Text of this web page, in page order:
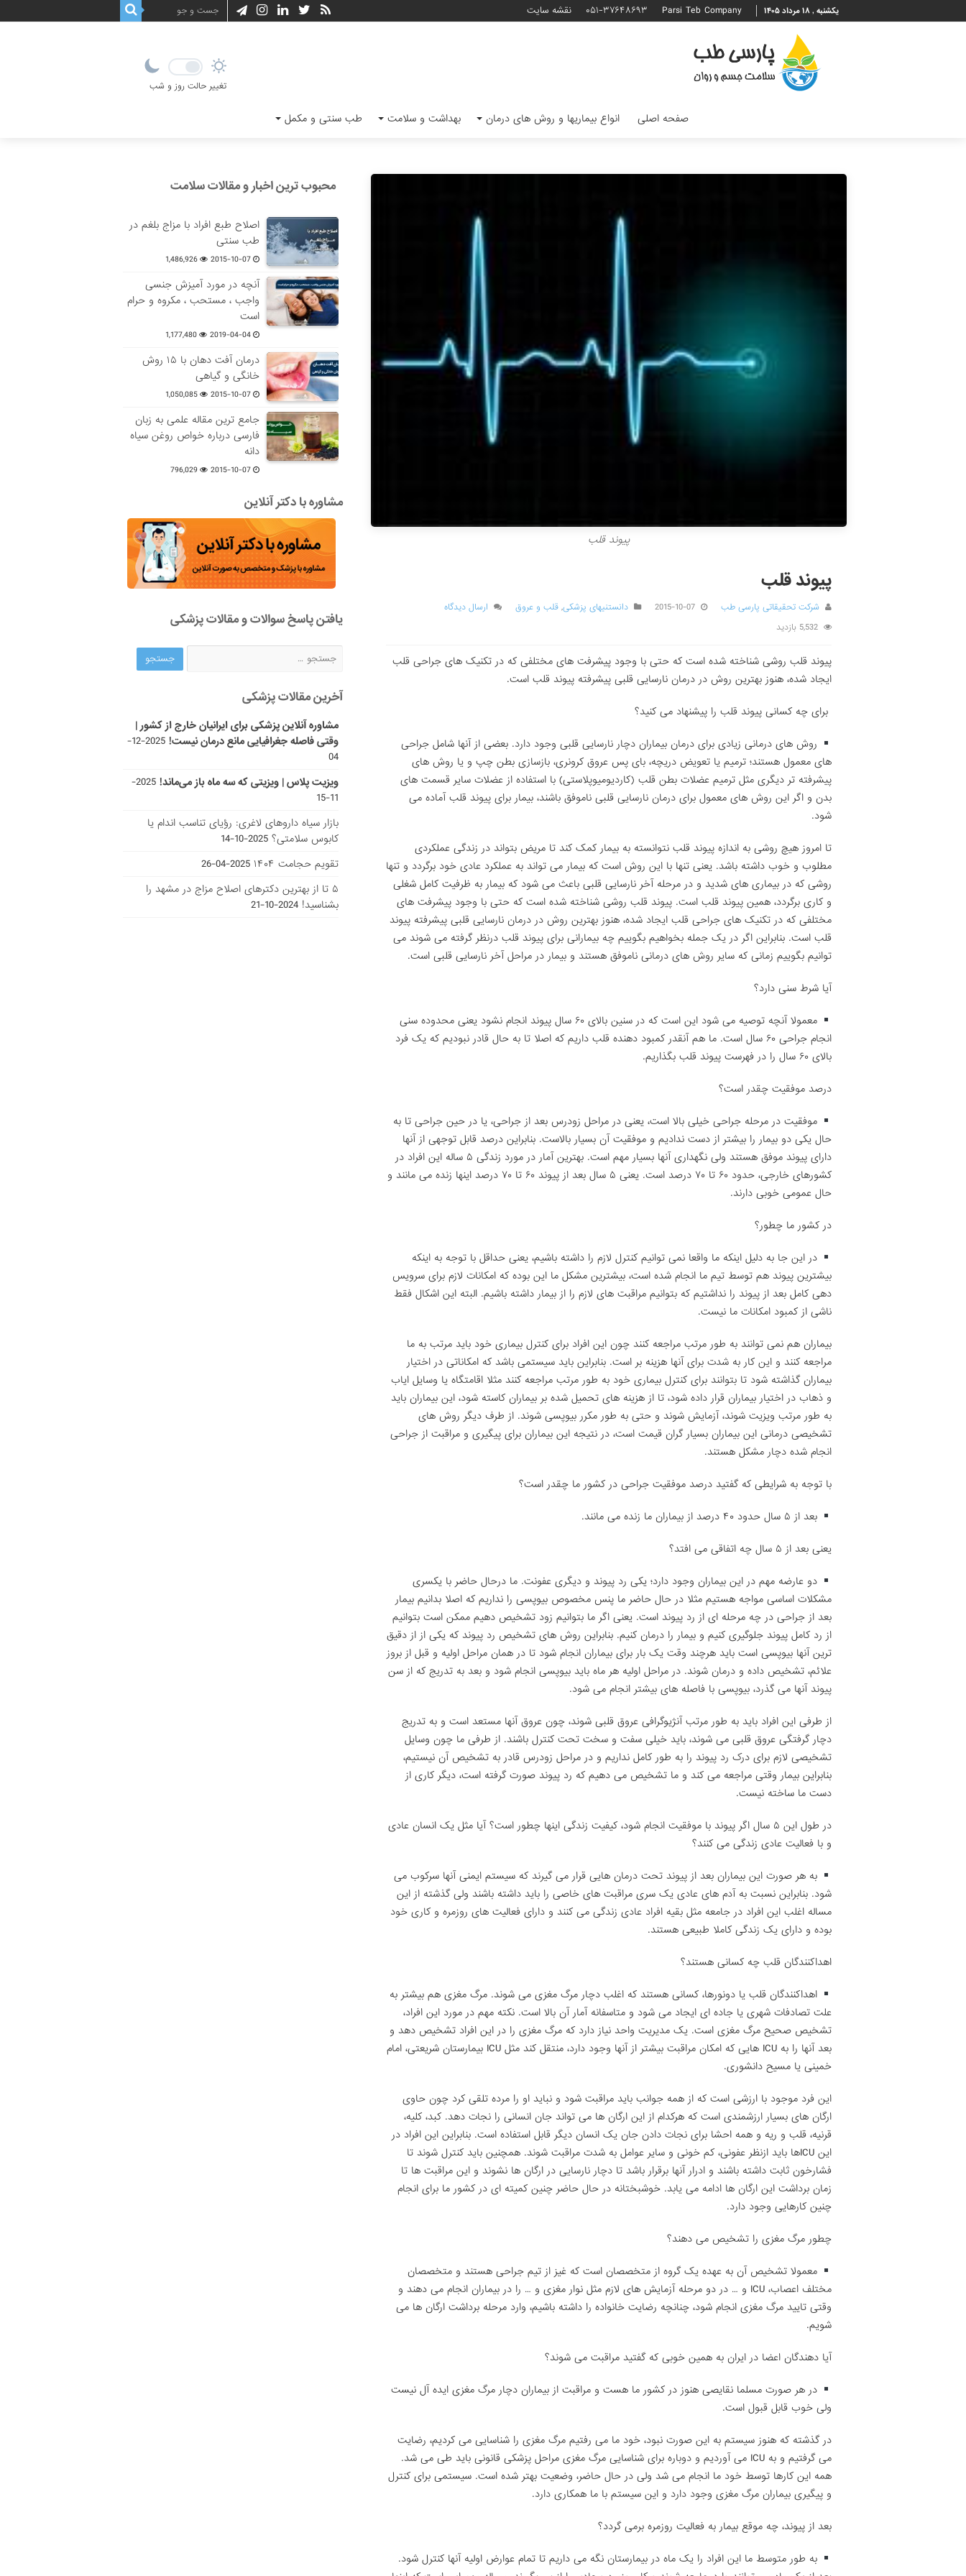
یکشنبه , ۱۸ مرداد ۱۴۰۵ Parsi Teb Company ۰۵۱-۳۷۶۴۸۶۹۳ نقشه سایت
تغییر حالت روز و شب
صفحه اصلی انواع بیماریها و روش های درمان بهداشت و سلامت طب سنتی و مکمل
پیوند قلب
پیوند قلب
شرکت تحقیقاتی پارسی طب 2015-10-07 دانستنیهای پزشکی, قلب و عروق
ارسال دیدگاه
5,532 بازدید
پیوند قلب روشی شناخته شده است که حتی با وجود پیشرفت های مختلفی که در تکنیک های جراحی قلب
ایجاد شده، هنوز بهترین روش در درمان نارسایی قلبی پیشرفته پیوند قلب است.
برای چه کسانی پیوند قلب را پیشنهاد می کنید؟
روش های درمانی زیادی برای درمان بیماران دچار نارسایی قلبی وجود دارد. بعضی از آنها شامل جراحی
های معمول هستند؛ ترمیم یا تعویض دریچه، بای پس عروق کرونری، بازسازی بطن چپ و یا روش های
پیشرفته تر دیگری مثل ترمیم عضلات بطن قلب (کاردیومیوپلاستی) با استفاده از عضلات سایر قسمت های
بدن و اگر این روش های معمول برای درمان نارسایی قلبی ناموفق باشند، بیمار برای پیوند قلب آماده می
شود.
تا امروز هیچ روشی به اندازه پیوند قلب نتوانسته به بیمار کمک کند تا مریض بتواند در زندگی عملکردی
مطلوب و خوب داشته باشد. یعنی تنها با این روش است که بیمار می تواند به عملکرد عادی خود برگردد و تنها
روشی که در بیماری های شدید و در مرحله آخر نارسایی قلبی باعث می شود که بیمار به ظرفیت کامل شغلی
و کاری برگردد، همین پیوند قلب است. پیوند قلب روشی شناخته شده است که حتی با وجود پیشرفت های
مختلفی که در تکنیک های جراحی قلب ایجاد شده، هنوز بهترین روش در درمان نارسایی قلبی پیشرفته پیوند
قلب است. بنابراین اگر در یک جمله بخواهیم بگوییم چه بیمارانی برای پیوند قلب درنظر گرفته می شوند می
توانیم بگوییم زمانی که سایر روش های درمانی ناموفق هستند و بیمار در مراحل آخر نارسایی قلبی است.
آیا شرط سنی دارد؟
معمولا آنچه توصیه می شود این است که در سنین بالای ۶۰ سال پیوند انجام نشود یعنی محدوده سنی
انجام جراحی ۶۰ سال است. ما هم آنقدر کمبود دهنده قلب داریم که اصلا تا به حال قادر نبودیم که یک فرد
بالای ۶۰ سال را در فهرست پیوند قلب بگذاریم.
درصد موفقیت چقدر است؟
موفقیت در مرحله جراحی خیلی بالا است، یعنی در مراحل زودرس بعد از جراحی، یا در حین جراحی تا به
حال یکی دو بیمار را بیشتر از دست ندادیم و موفقیت آن بسیار بالاست. بنابراین درصد قابل توجهی از آنها
دارای پیوند موفق هستند ولی نگهداری آنها بسیار مهم است. بهترین آمار در مورد زندگی ۵ ساله این افراد در
کشورهای خارجی، حدود ۶۰ تا ۷۰ درصد است. یعنی ۵ سال بعد از پیوند ۶۰ تا ۷۰ درصد اینها زنده می مانند و
حال عمومی خوبی دارند.
در کشور ما چطور؟
در این جا به دلیل اینکه ما واقعا نمی توانیم کنترل لازم را داشته باشیم، یعنی حداقل با توجه به اینکه
بیشترین پیوند هم توسط تیم ما انجام شده است، بیشترین مشکل ما این بوده که امکانات لازم برای سرویس
دهی کامل بعد از پیوند را نداشتیم که بتوانیم مراقبت های لازم را از بیمار داشته باشیم. البته این اشکال فقط
ناشی از کمبود امکانات ما نیست.
بیماران هم نمی توانند به طور مرتب مراجعه کنند چون این افراد برای کنترل بیماری خود باید مرتب به ما
مراجعه کنند و این کار به شدت برای آنها هزینه بر است. بنابراین باید سیستمی باشد که امکاناتی در اختیار
بیماران گذاشته شود تا بتوانند برای کنترل بیماری خود به طور مرتب مراجعه کنند مثلا اقامتگاه یا وسایل ایاب
و ذهاب در اختیار بیماران قرار داده شود، تا از هزینه های تحمیل شده بر بیماران کاسته شود، این بیماران باید
به طور مرتب ویزیت شوند، آزمایش شوند و حتی به طور مکرر بیوپسی شوند. از طرف دیگر روش های
تشخیصی درمانی این بیماران بسیار گران قیمت است، در نتیجه این بیماران برای پیگیری و مراقبت از جراحی
انجام شده دچار مشکل هستند.
با توجه به شرایطی که گفتید درصد موفقیت جراحی در کشور ما چقدر است؟
بعد از ۵ سال حدود ۴۰ درصد از بیماران ما زنده می مانند.
یعنی بعد از ۵ سال چه اتفاقی می افتد؟
دو عارضه مهم در این بیماران وجود دارد؛ یکی رد پیوند و دیگری عفونت. ما درحال حاضر با یکسری
مشکلات اساسی مواجه هستیم مثلا در حال حاضر ما پنس مخصوص بیوپسی را نداریم که اصلا بدانیم بیمار
بعد از جراحی در چه مرحله ای از رد پیوند است. یعنی اگر ما بتوانیم زود تشخیص دهیم ممکن است بتوانیم
از رد کامل پیوند جلوگیری کنیم و بیمار را درمان کنیم. بنابراین روش های تشخیص رد پیوند که یکی از از دقیق
ترین آنها بیوپسی است باید هرچند وقت یک بار برای بیماران انجام شود تا در همان مراحل اولیه و قبل از بروز
علائم، تشخیص داده و درمان شوند. در مراحل اولیه هر ماه باید بیوپسی انجام شود و بعد به تدریج که از سن
پیوند آنها می گذرد، بیوپسی با فاصله های بیشتر انجام می شود.
از طرفی این افراد باید به طور مرتب آنژیوگرافی عروق قلبی شوند، چون عروق آنها مستعد است و به تدریج
دچار گرفتگی عروق قلبی می شوند، باید خیلی سفت و سخت تحت کنترل باشند. از طرفی ما چون وسایل
تشخیصی لازم برای درک رد پیوند را به طور کامل نداریم و در مراحل زودرس قادر به تشخیص آن نیستیم،
بنابراین بیمار وقتی مراجعه می کند و ما تشخیص می دهیم که رد پیوند صورت گرفته است، دیگر کاری از
دست ما ساخته نیست.
در طول این ۵ سال اگر پیوند با موفقیت انجام شود، کیفیت زندگی اینها چطور است؟ آیا مثل یک انسان عادی
و با فعالیت عادی زندگی می کنند؟
به هر صورت این بیماران بعد از پیوند تحت درمان هایی قرار می گیرند که سیستم ایمنی آنها سرکوب می
شود. بنابراین نسبت به آدم های عادی یک سری مراقبت های خاصی را باید داشته باشند ولی گذشته از این
مساله اغلب این افراد در جامعه مثل بقیه افراد عادی زندگی می کنند و دارای فعالیت های روزمره و کاری خود
بوده و دارای یک زندگی کاملا طبیعی هستند.
اهداکنندگان قلب چه کسانی هستند؟
اهداکنندگان قلب یا دونورها، کسانی هستند که اغلب دچار مرگ مغزی می شوند. مرگ مغزی هم بیشتر به
علت تصادفات شهری یا جاده ای ایجاد می شود و متاسفانه آمار آن بالا است. نکته مهم در مورد این افراد،
تشخیص صحیح مرگ مغزی است. یک مدیریت واحد نیاز دارد که مرگ مغزی را در این افراد تشخیص دهد و
بعد آنها را به ICU هایی که امکان مراقبت بیشتر از آنها وجود دارد، منتقل کند مثل ICU بیمارستان شریعتی، امام
خمینی یا مسیح دانشوری.
این فرد موجود با ارزشی است که از همه جوانب باید مراقبت شود و نباید او را مرده تلقی کرد چون حاوی
ارگان های بسیار ارزشمندی است که هرکدام از این ارگان ها می تواند جان انسانی را نجات دهد. کبد، کلیه،
قرنیه، قلب و ریه و همه احشا برای نجات دادن جان یک انسان دیگر قابل استفاده است. بنابراین این افراد در
این ICUها باید ازنظر عفونی، کم خونی و سایر عوامل به شدت مراقبت شوند. همچنین باید کنترل شوند تا
فشارخون ثابت داشته باشند و ادرار آنها برقرار باشد تا دچار نارسایی در ارگان ها نشوند و این مراقبت ها تا
زمان برداشت این ارگان ها ادامه می یابد. خوشبختانه در حال حاضر چنین کمیته ای در کشور ما برای انجام
چنین کارهایی وجود دارد.
چطور مرگ مغزی را تشخیص می دهند؟
معمولا تشخیص آن به عهده یک گروه از متخصصان است که غیز از تیم جراحی هستند و متخصصان
مختلف اعصاب، ICU و … در دو مرحله آزمایش های لازم مثل نوار مغزی و … را در بیماران انجام می دهند و
وقتی تایید مرگ مغزی انجام شود، چنانچه رضایت خانواده را داشته باشیم، وارد مرحله برداشت ارگان ها می
شویم.
آیا دهندگان اعضا در ایران به همین خوبی که گفتید مراقبت می شوند؟
در هر صورت مسلما نقایصی هنوز در کشور ما هست و مراقبت از بیماران دچار مرگ مغزی ایده آل نیست
ولی خوب قابل قبول است.
در گذشته که هنوز سیستم به این صورت نبود، خود ما می رفتیم مرگ مغزی را شناسایی می کردیم، رضایت
می گرفتیم و به ICU می آوردیم و دوباره برای شناسایی مرگ مغزی مراحل پزشکی قانونی باید طی می شد.
همه این کارها توسط خود ما انجام می شد ولی در حال حاضر، وضعیت بهتر شده است. سیستمی برای کنترل
و پیگیری بیماران مرگ مغزی وجود دارد و این سیستم با ما همکاری دارد.
بعد از پیوند، چه موقع بیمار به فعالیت روزمره برمی گردد؟
به طور متوسط ما این افراد را یک ماه در بیمارستان نگه می داریم تا تمام عوارض اولیه آنها کنترل شود.
محبوب ترین اخبار و مقالات سلامت
اصلاح طبع افراد با مزاج بلغم در
طب سنتی
2015-10-07
1,486,926
آنچه در مورد آمیزش جنسی
واجب ، مستحب ، مکروه و حرام
است
2019-04-04
1,177,480
درمان آفت دهان با ۱۵ روش
خانگی و گیاهی
2015-10-07
1,050,085
جامع ترین مقاله علمی به زبان
فارسی درباره خواص روغن سیاه
دانه
2015-10-07
796,029
مشاوره با دکتر آنلاین
یافتن پاسخ سوالات و مقالات پزشکی
آخرین مقالات پزشکی
مشاوره آنلاین پزشکی برای ایرانیان خارج از کشور |
وقتی فاصله جغرافیایی مانع درمان نیست!
2025-12-
04
ویزیت پلاس | ویزیتی که سه ماه باز می‌ماند!
2025-
11-15
بازار سیاه داروهای لاغری: رؤیای تناسب اندام یا
کابوس سلامتی؟ 2025-10-14
تقویم حجامت ۱۴۰۴
2025-04-26
۵ تا از بهترین دکتر‌های اصلاح مزاج در مشهد را
بشناسید! 2024-10-21